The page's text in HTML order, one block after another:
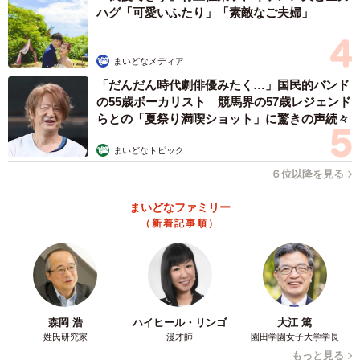
う声も多かったそうです。
neyaさんは、「この驚きの長さを知らせることができて、
うれしかったです。たくさん売れて、ローソンには今後も
意外な商品を増量してほしいですね」と話します。
「どう使うか想像して楽しめる商品に」
では、なぜローソンはタオルを51％も増量したのでしょう
のように説明しました。
「どんな商品があったらおもしろいか、買いたいかについ
て部内でアイデアを出し合い、決定しました」
さらに、「実用的であったり、あっても困らないもの、お
客様がいろいろな使い方を考えられそうなものがいいだろ
ハグ「可愛いふたり」「素敵なご夫婦」
まいどなメディア
「だんだん時代劇俳優みたく…」国民的バンド
の55歳ボーカリスト 競馬界の57歳レジェンド
らとの「夏祭り満喫ショット」に驚きの声続々
まいどなトピック
６位以降を見る
まいどなファミリー
（新着記事順）
森岡 浩
姓氏研究家
ハイヒール・リンゴ
漫才師
大江 篤
園田学園女子大学学長
もっと見る